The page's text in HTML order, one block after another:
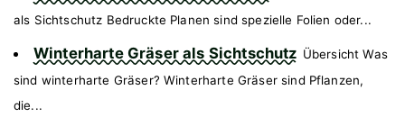
als Sichtschutz Bedruckte Planen sind spezielle Folien oder...
Winterharte Gräser als Sichtschutz Übersicht Was
sind winterharte Gräser? Winterharte Gräser sind Pflanzen,
die...